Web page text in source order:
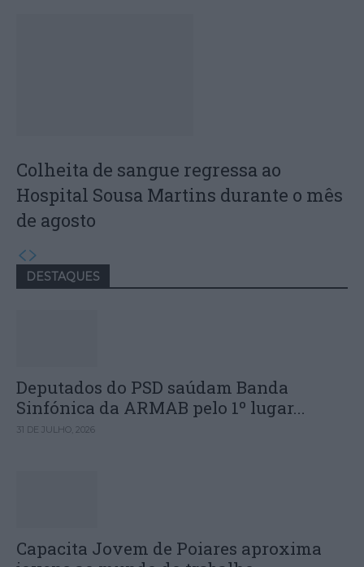
Colheita de sangue regressa ao
Hospital Sousa Martins durante o mês
de agosto
DESTAQUES
Deputados do PSD saúdam Banda
Sinfónica da ARMAB pelo 1º lugar...
31 DE JULHO, 2026
Capacita Jovem de Poiares aproxima